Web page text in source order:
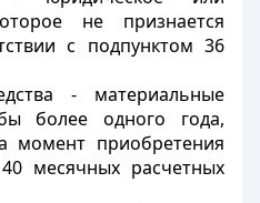
не признается
с подпунктом 36
- материальные
более одного года,
момент приобретения
месячных расчетных